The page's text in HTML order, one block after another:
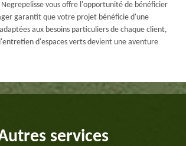
vous offre l'opportunité de bénéficier
garantit que votre projet bénéficie d'une
aux besoins particuliers de chaque client,
d'espaces verts devient une aventure
services